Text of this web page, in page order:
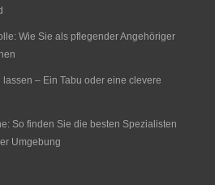
Wie Sie als pflegender Angehöriger
– Ein Tabu oder eine clevere
So finden Sie die besten Spezialisten
Umgebung